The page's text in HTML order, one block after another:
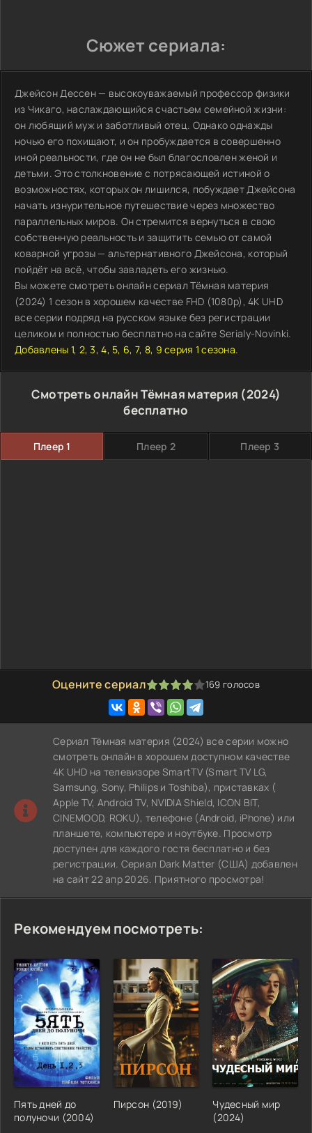
Сюжет сериала:
Джейсон Дессен — высокоуважаемый профессор физики
из Чикаго, наслаждающийся счастьем семейной жизни:
он любящий муж и заботливый отец. Однако однажды
ночью его похищают, и он пробуждается в совершенно
иной реальности, где он не был благословлен женой и
детьми. Это столкновение с потрясающей истиной о
возможностях, которых он лишился, побуждает Джейсона
начать изнурительное путешествие через множество
параллельных миров. Он стремится вернуться в свою
собственную реальность и защитить семью от самой
коварной угрозы — альтернативного Джейсона, который
пойдёт на всё, чтобы завладеть его жизнью.
Вы можете смотреть онлайн сериал Тёмная материя
(2024) 1 сезон в хорошем качестве FHD (1080p), 4K UHD
все серии подряд на русском языке без регистрации
целиком и полностью бесплатно на сайте Serialy-Novinki.
Добавлены 1, 2, 3, 4, 5, 6, 7, 8, 9 серия 1 сезона.
Смотреть онлайн Тёмная материя (2024)
бесплатно
Плеер 1 Плеер 2 Плеер 3
Оцените сериал
1 2 3 4 5 169 голосов
Сериал Тёмная материя (2024) все серии можно
смотреть онлайн в хорошем доступном качестве
4K UHD на телевизоре SmartTV (Smart TV LG,
Samsung, Sony, Philips и Toshiba), приставках (
Apple TV, Android TV, NVIDIA Shield, ICON BIT,
CINEMOOD, ROKU), телефоне (Android, iPhone) или
планшете, компьютере и ноутбуке. Просмотр
доступен для каждого гостя бесплатно и без
регистрации. Сериал Dark Matter (США) добавлен
на сайт 22 апр 2026. Приятного просмотра!
Рекомендуем посмотреть:
Пять дней до
полуночи (2004)
Пирсон (2019)
Чудесный мир
(2024)